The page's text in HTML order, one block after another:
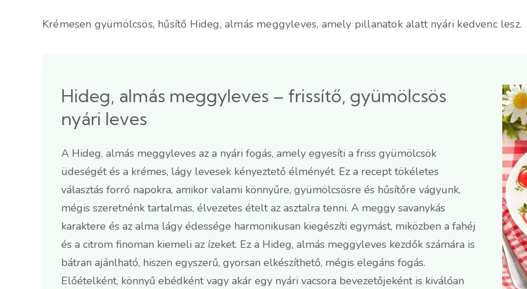
Krémesen gyümölcsös, hűsítő Hideg, almás meggyleves, amely pillanatok alatt nyári kedvenc lesz.
Hideg, almás meggyleves – frissítő, gyümölcsös
nyári leves
A Hideg, almás meggyleves az a nyári fogás, amely egyesíti a friss gyümölcsök
üdeségét és a krémes, lágy levesek kényeztető élményét. Ez a recept tökéletes
választás forró napokra, amikor valami könnyűre, gyümölcsösre és hűsítőre vágyunk,
mégis szeretnénk tartalmas, élvezetes ételt az asztalra tenni. A meggy savanykás
karaktere és az alma lágy édessége harmonikusan kiegészíti egymást, miközben a fahéj
és a citrom finoman kiemeli az ízeket. Ez a Hideg, almás meggyleves kezdők számára is
bátran ajánlható, hiszen egyszerű, gyorsan elkészíthető, mégis elegáns fogás.
Előételként, könnyű ebédként vagy akár egy nyári vacsora bevezetőjeként is kiválóan